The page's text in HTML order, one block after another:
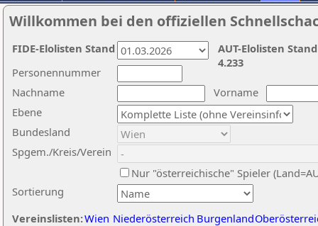
Willkommen bei den offiziellen
Nachname
Vorname
Ebene
Sortierung
Personennummer
Bundesland
Spgem./Kreis/Verein
Nur "österreichische" Spieler
Vereinslisten:Wien Niederösterreich Burgenland
AUT-Elolisten
4.233
FIDE-Elolisten Stand